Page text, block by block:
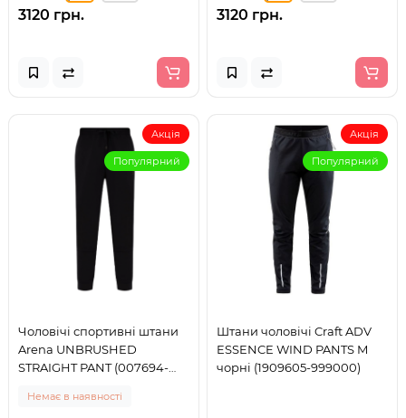
3120 грн. 3120 грн.
Акція
Популярний
Чоловічі спортивні штани
Arena UNBRUSHED
STRAIGHT PANT (007694-
Немає в наявності
Акція
Популярний
Штани чоловічі Craft ADV
ESSENCE WIND PANTS M
чорні (1909605-999000)